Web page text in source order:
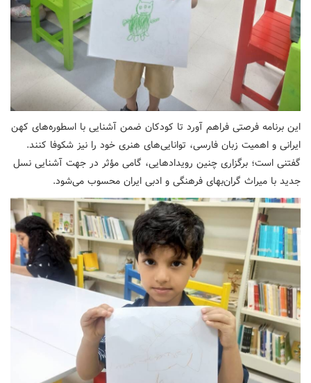
این برنامه فرصتی فراهم آورد تا کودکان ضمن آشنایی با اسطوره‌های کهن
ایرانی و اهمیت زبان فارسی، توانایی‌های هنری خود را نیز شکوفا کنند.
گفتنی است؛ برگزاری چنین رویدادهایی، گامی مؤثر در جهت آشنایی نسل
جدید با میراث گران‌بهای فرهنگی و ادبی ایران محسوب می‌شود.